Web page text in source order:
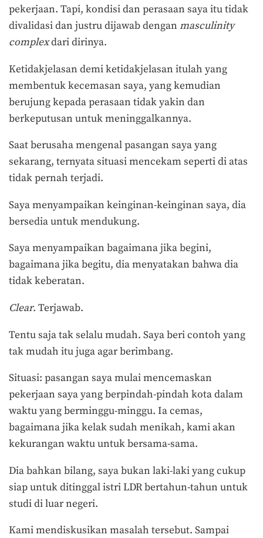
pekerjaan. Tapi, kondisi dan perasaan saya itu tidak
divalidasi dan justru dijawab dengan masculinity
complexdari dirinya.
Ketidakjelasan demi ketidakjelasan itulah yang
membentuk kecemasan saya, yang kemudian
berujung kepada perasaan tidak yakin dan
berkeputusan untuk meninggalkannya.
Saat berusaha mengenal pasangan saya yang
sekarang, ternyata situasi mencekam seperti di atas
tidak pernah terjadi.
Saya menyampaikan keinginan-keinginan saya, dia
bersedia untuk mendukung.
Saya menyampaikan bagaimana jika begini,
bagaimana jika begitu, dia menyatakan bahwa dia
tidak keberatan.
Clear. Terjawab.
Tentu saja tak selalu mudah. Saya beri contoh yang
tak mudah itu juga agar berimbang.
Situasi: pasangan saya mulai mencemaskan
pekerjaan saya yang berpindah-pindah kota dalam
waktu yang berminggu-minggu. Ia cemas,
bagaimana jika kelak sudah menikah, kami akan
kekurangan waktu untuk bersama-sama.
Dia bahkan bilang, saya bukan laki-laki yang cukup
siap untuk ditinggal istri LDR bertahun-tahun untuk
studi di luar negeri.
Kami mendiskusikan masalah tersebut. Sampai